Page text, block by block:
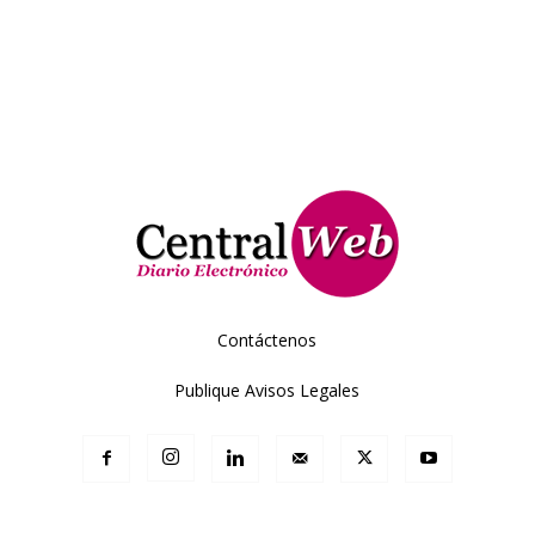
Contáctenos
Publique Avisos Legales